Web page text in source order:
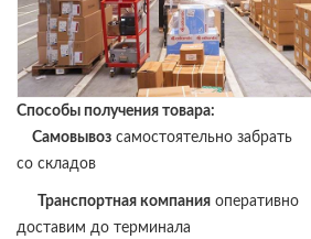
Способы получения товара:
Самовывоз самостоятельно забрать
со складов
Транспортная компания оперативно
доставим до терминала